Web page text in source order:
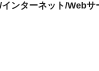
ンターネット/Webサ